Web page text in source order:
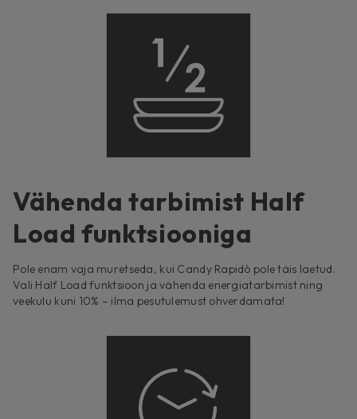
Vähenda tarbimist Half
Load funktsiooniga
Pole enam vaja muretseda, kui Candy Rapidò pole täis laetud.
Vali Half Load funktsioon ja vähenda energiatarbimist ning
veekulu kuni 10% – ilma pesutulemust ohverdamata!